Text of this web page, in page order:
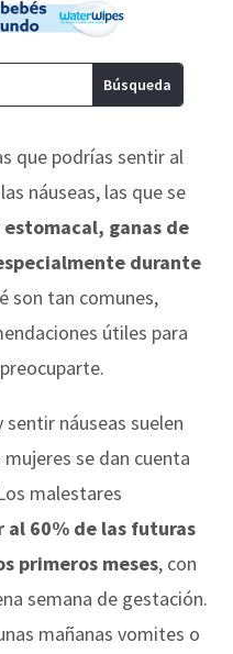
que podrías sentir al
náuseas, las que se
ganas de
durante
son tan comunes,
útiles para
náuseas suelen
se dan cuenta
malestares
60% de las futuras
primeros meses, con
semana de gestación.
mañanas vomites o